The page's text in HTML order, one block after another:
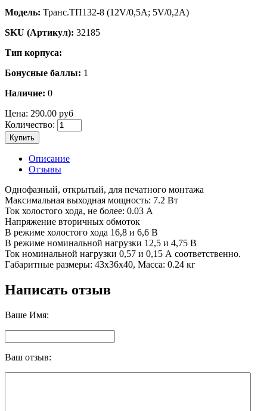
Модель: Транс.ТП132-8 (12V/0,5A; 5V/0,2A)
SKU (Артикул): 32185
Тип корпуса:
Бонусные баллы: 1
Наличие: 0
Цена: 290.00 руб
Количество:
Купить
Описание
Отзывы
Однофазный, открытый, для печатного монтажа
Максимальная выходная мощность: 7.2 Вт
Ток холостого хода, не более: 0.03 A
Напряжение вторичных обмоток
В режиме холостого хода 16,8 и 6,6 В
В режиме номинальной нагрузки 12,5 и 4,75 В
Ток номинальной нагрузки 0,57 и 0,15 А соответственно.
Габаритные размеры: 43х36х40, Масса: 0.24 кг
Написать отзыв
Ваше Имя:
Ваш отзыв: